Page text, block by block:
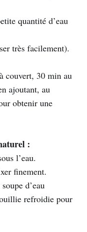
quantité d’eau
très facilement).
couvert, 30 min au
ajoutant, au
obtenir une
:
l’eau.
finement.
d’eau
refroidie pour